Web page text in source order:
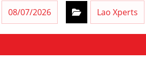
08/07/2026 Lao Xperts